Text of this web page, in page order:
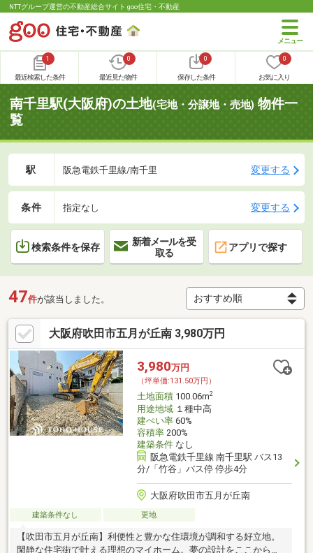
NTTグループ運営の不動産総合サイト goo住宅・不動産
1
最近検索した条件
0
最近見た物件
0
保存した条件
0
お気に入り
南千里駅(大阪府)の土地(宅地・分譲地・売地) 物件一
覧
駅 阪急電鉄千里線/南千里 変更する
条件 指定なし 変更する
検索条件を保存
新着メールを受
取る
アプリで探す
47件が該当しました。
大阪府吹田市五月が丘南 3,980万円
3,980万円
（坪単価:131.50万円）
土地面積100.06m2
用途地域１種中高
建ぺい率60%
容積率200%
建築条件なし
阪急電鉄千里線 南千里駅 バス13
分/「竹谷」バス停 停歩4分
大阪府吹田市五月が丘南
建築条件なし 更地
【吹田市五月が丘南】利便性と豊かな住環境が調和する好立地。
閑静な住宅街で叶える理想のマイホーム。夢の設計をここから始